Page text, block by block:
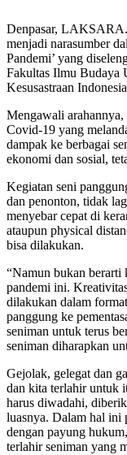
Denpasar,
menjadi narasumber
Pandemi’ yang
Fakultas Ilmu Budaya
Kesusastraan
Mengawali
Covid-19 yang
dampak ke berbagai
ekonomi dan sosial,
Kegiatan seni
dan penonton, tidak
menyebar cepat di
ataupun physical
bisa dilakukan.
“Namun bukan berarti
pandemi ini.
dilakukan dalam
panggung ke
seniman untuk terus
seniman diharapkan
Gejolak, gelegat dan
dan kita terlahir untuk
harus diwadahi,
luasnya. Dalam hal ini
dengan payung
terlahir seniman yang